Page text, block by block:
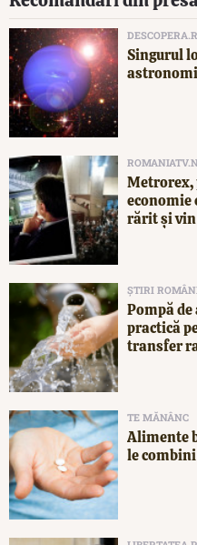
Singurul
Metrorex,
economie
rărit și vin
ȘTIRI
Pompă
practică
transfer
TE MĂNÂNC
Alimente
le